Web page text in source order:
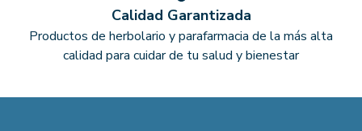
Calidad Garantizada
Productos de herbolario y parafarmacia de la más alta
calidad para cuidar de tu salud y bienestar